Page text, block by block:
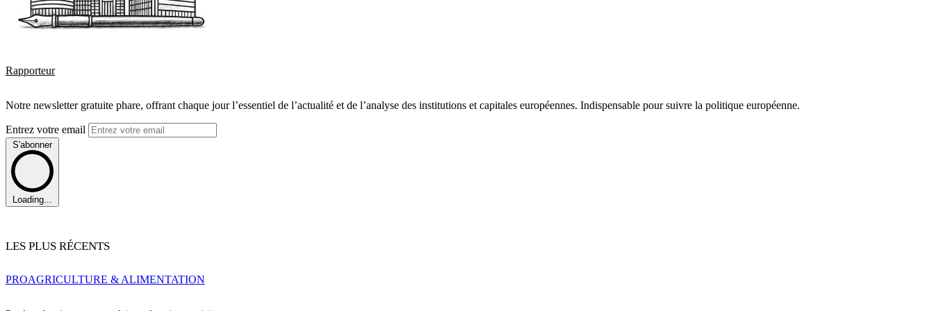
Rapporteur
Notre newsletter gratuite phare, offrant chaque jour l’essentiel de l’actualité et de l’analyse des institutions et capitales européennes. Indispensable pour suivre la politique européenne.
Entrez votre email
S'abonner
Loading...
LES PLUS RÉCENTS
PROAGRICULTURE & ALIMENTATION